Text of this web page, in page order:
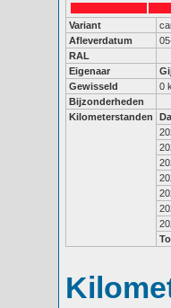
Variant
Afleverdatum
RAL
Eigenaar
Gewisseld
0
Bijzonderheden
Kilometerstanden